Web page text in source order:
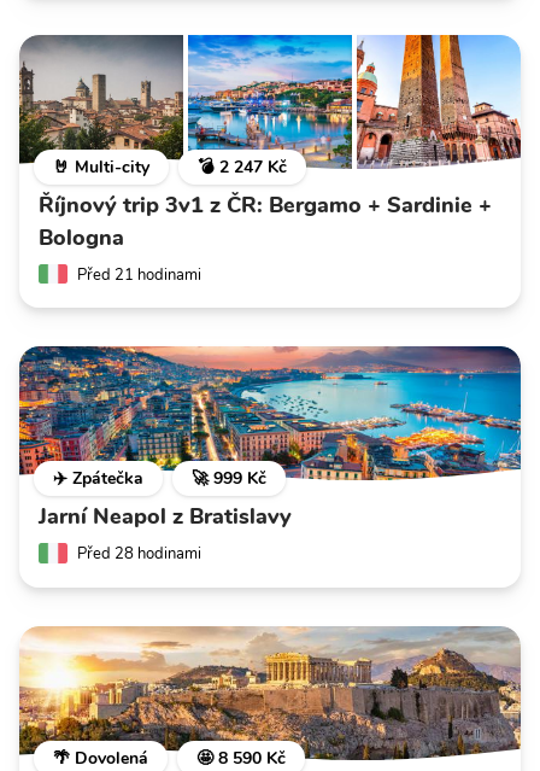
🤘 Multi-city 💣 2 247 Kč
Říjnový trip 3v1 z ČR: Bergamo + Sardinie +
Bologna
Před 21 hodinami
✈️ Zpátečka 🚀 999 Kč
Jarní Neapol z Bratislavy
Před 28 hodinami
🌴 Dovolená 🤩 8 590 Kč